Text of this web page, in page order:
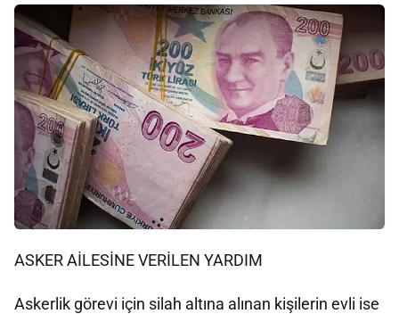
ASKER AİLESİNE VERİLEN YARDIM
Askerlik görevi için silah altına alınan kişilerin evli ise